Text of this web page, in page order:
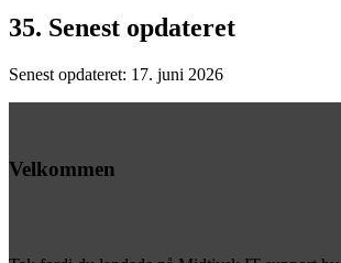
35. Senest opdateret
Senest opdateret: 17. juni 2026
Velkommen